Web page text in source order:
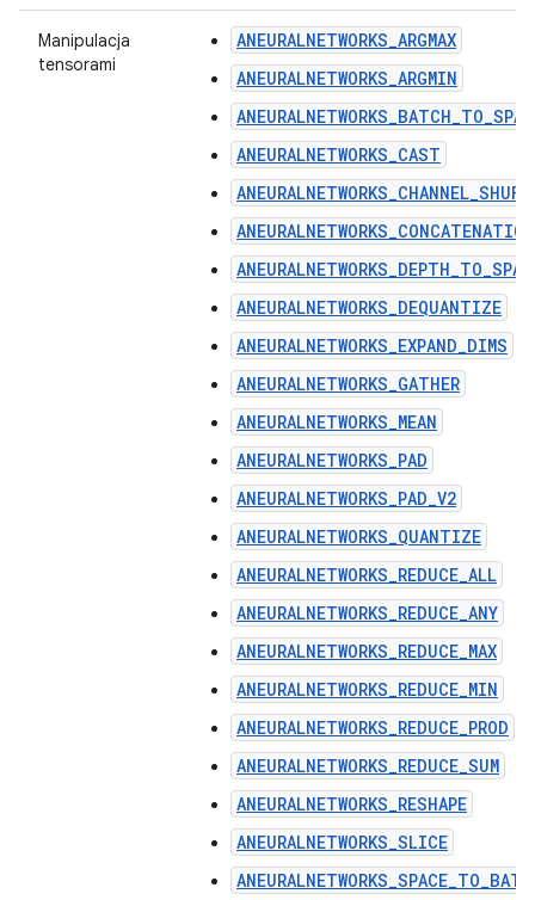
Manipulacja
tensorami
ANEURALNETWORKS_ARGMAX
ANEURALNETWORKS_ARGMIN
ANEURALNETWORKS_CAST
ANEURALNETWORKS_CONCATENATION
ANEURALNETWORKS_DEQUANTIZE
ANEURALNETWORKS_EXPAND_DIMS
ANEURALNETWORKS_GATHER
ANEURALNETWORKS_MEAN
ANEURALNETWORKS_PAD
ANEURALNETWORKS_PAD_V2
ANEURALNETWORKS_QUANTIZE
ANEURALNETWORKS_REDUCE_ALL
ANEURALNETWORKS_REDUCE_ANY
ANEURALNETWORKS_REDUCE_MAX
ANEURALNETWORKS_REDUCE_MIN
ANEURALNETWORKS_REDUCE_PROD
ANEURALNETWORKS_REDUCE_SUM
ANEURALNETWORKS_RESHAPE
ANEURALNETWORKS_SLICE